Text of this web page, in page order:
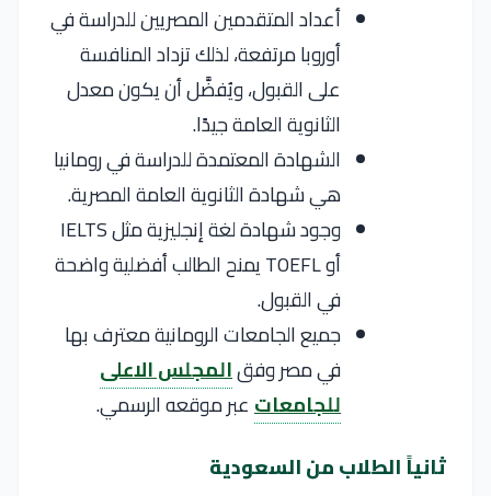
أعداد المتقدمين المصريين للدراسة في
أوروبا مرتفعة، لذلك تزداد المنافسة
على القبول، ويُفضَّل أن يكون معدل
الثانوية العامة جيدًا.
الشهادة المعتمدة للدراسة في رومانيا
هي شهادة الثانوية العامة المصرية.
وجود شهادة لغة إنجليزية مثل IELTS
أو TOEFL يمنح الطالب أفضلية واضحة
في القبول.
جميع الجامعات الرومانية معترف بها
في مصر وفقالمجلس الاعلى
للجامعاتعبر موقعه الرسمي.
ثانياً الطلاب من السعودية